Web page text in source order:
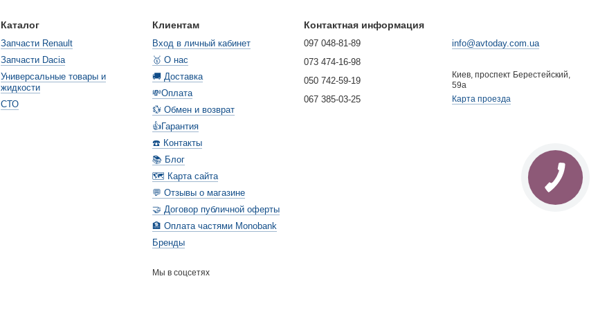
Каталог
Запчасти Renault
Запчасти Dacia
Универсальные товары и
жидкости
СТО
Клиентам
Вход в личный кабинет
🥇 О нас
🚚 Доставка
💸Оплата
💱 Обмен и возврат
👍Гарантия
☎️ Контакты
📚 Блог
🗺️ Карта сайта
💬 Отзывы о магазине
🤝 Договор публичной оферты
🏦 Оплата частями Monobank
Бренды
Мы в соцсетях
Контактная информация
097 048-81-89
073 474-16-98
050 742-59-19
067 385-03-25
info@avtoday.com.ua
Киев, проспект Берестейский,
59а
Карта проезда